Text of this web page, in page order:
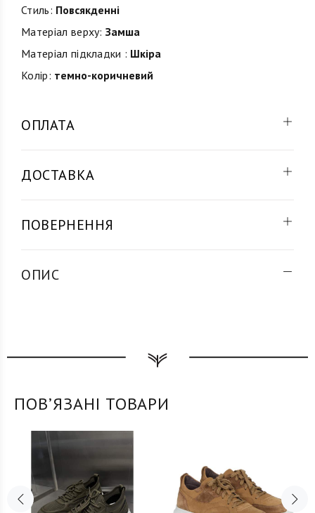
Стиль: Повсякденні
Матеріал верху: Замша
Матеріал підкладки : Шкіра
Колір: темно-коричневий
ОПЛАТА
ДОСТАВКА
ПОВЕРНЕННЯ
ОПИС
ПОВʼЯЗАНІ ТОВАРИ